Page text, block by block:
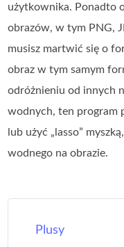
użytkownika. Ponadto
obrazów, w tym PNG,
musisz martwić się o
obraz w tym samym
odróżnieniu od innych
wodnych, ten program
lub użyć „lasso”
wodnego na obrazie.
Plusy